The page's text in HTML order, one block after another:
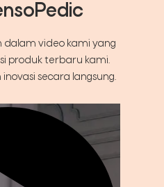
dalam video kami yang
produk terbaru kami.
secara langsung.